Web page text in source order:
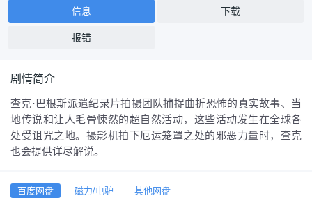
信息 下载
报错
剧情简介
查克·巴根斯派遣纪录片拍摄团队捕捉曲折恐怖的真实故事、当
地传说和让人毛骨悚然的超自然活动，这些活动发生在全球各
处受诅咒之地。摄影机拍下厄运笼罩之处的邪恶力量时，查克
也会提供详尽解说。
百度网盘 磁力/电驴 其他网盘